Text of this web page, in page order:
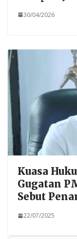
30/04/2026
Kuasa
Gugatan
Sebut
22/07/2025